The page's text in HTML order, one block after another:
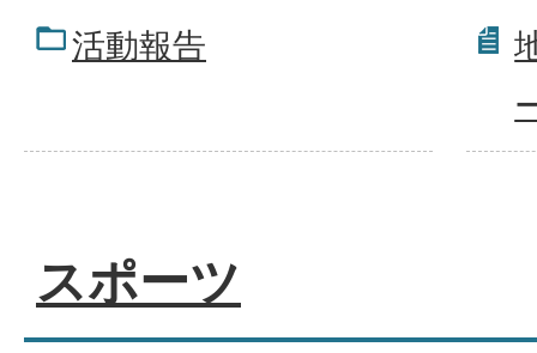
活動報告
スポーツ